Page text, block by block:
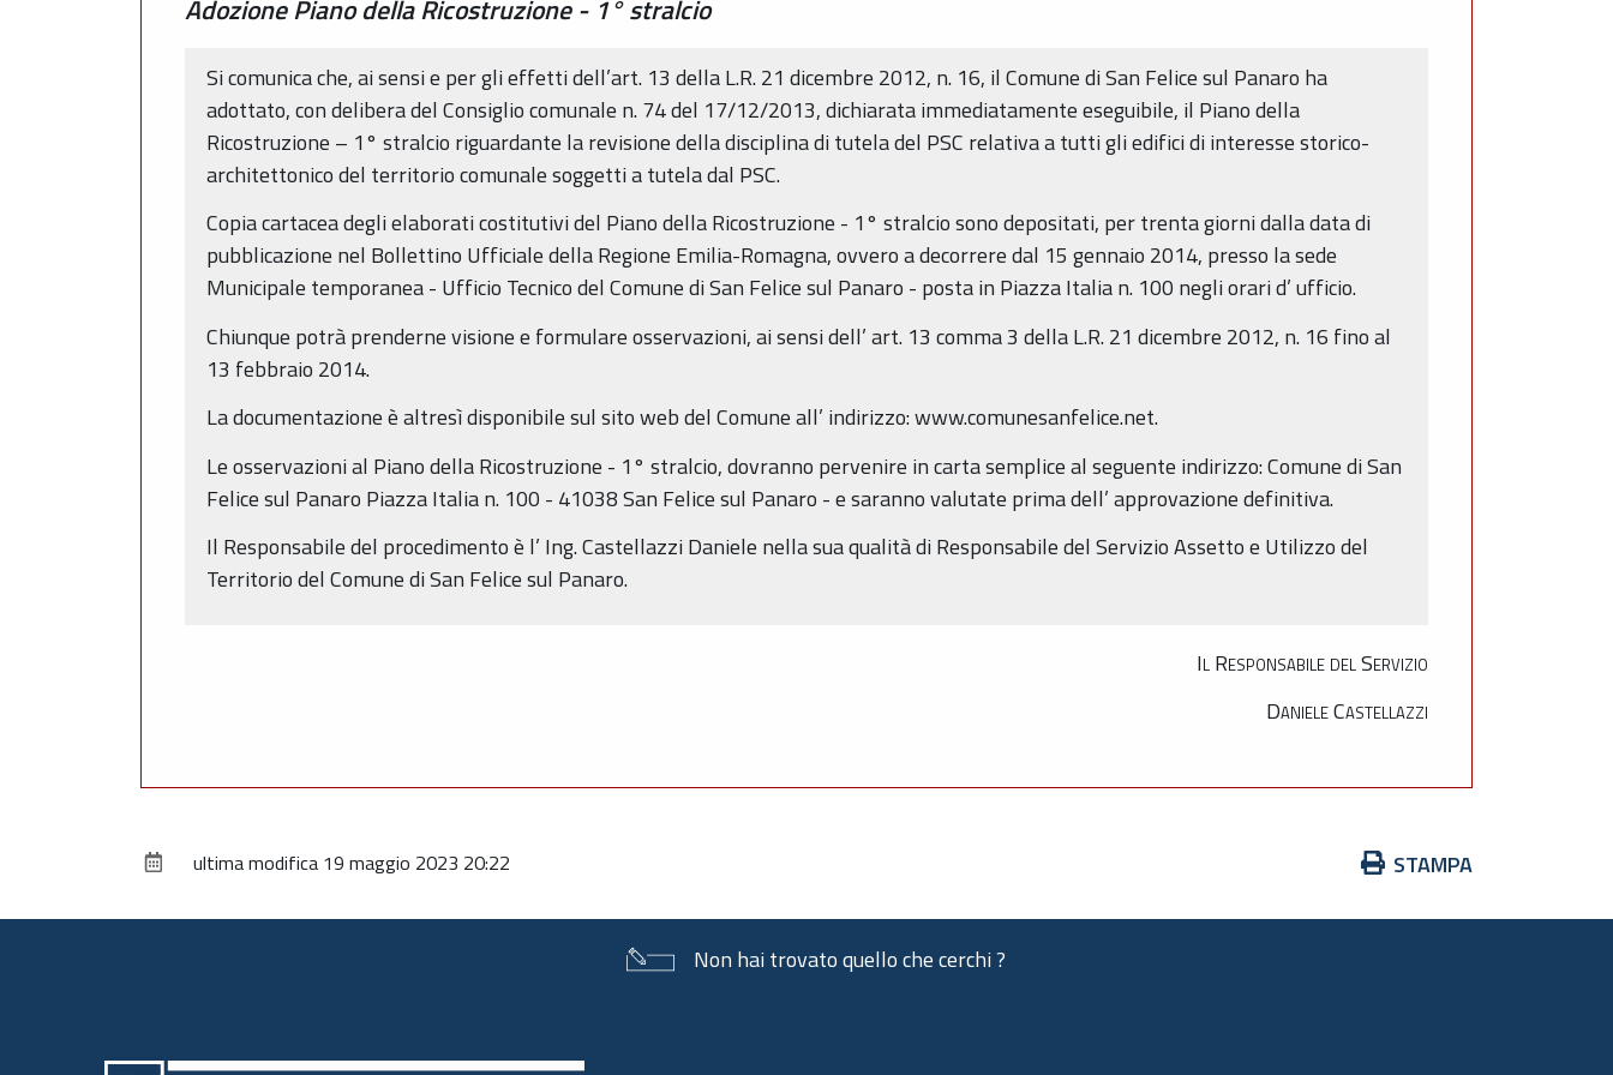
Adozione Piano della Ricostruzione - 1° stralcio
Si comunica che, ai sensi e per gli effetti dell’art. 13 della L.R. 21 dicembre 2012, n. 16, il Comune di San Felice sul Panaro ha
adottato, con delibera del Consiglio comunale n. 74 del 17/12/2013, dichiarata immediatamente eseguibile, il Piano della
Ricostruzione – 1° stralcio riguardante la revisione della disciplina di tutela del PSC relativa a tutti gli edifici di interesse storico-
architettonico del territorio comunale soggetti a tutela dal PSC.
Copia cartacea degli elaborati costitutivi del Piano della Ricostruzione - 1° stralcio sono depositati, per trenta giorni dalla data di
pubblicazione nel Bollettino Ufficiale della Regione Emilia-Romagna, ovvero a decorrere dal 15 gennaio 2014, presso la sede
Municipale temporanea - Ufficio Tecnico del Comune di San Felice sul Panaro - posta in Piazza Italia n. 100 negli orari d’ ufficio.
Chiunque potrà prenderne visione e formulare osservazioni, ai sensi dell’ art. 13 comma 3 della L.R. 21 dicembre 2012, n. 16 fino al
13 febbraio 2014.
La documentazione è altresì disponibile sul sito web del Comune all’ indirizzo: www.comunesanfelice.net.
Le osservazioni al Piano della Ricostruzione - 1° stralcio, dovranno pervenire in carta semplice al seguente indirizzo: Comune di San
Felice sul Panaro Piazza Italia n. 100 - 41038 San Felice sul Panaro - e saranno valutate prima dell’ approvazione definitiva.
Il Responsabile del procedimento è l’ Ing. Castellazzi Daniele nella sua qualità di Responsabile del Servizio Assetto e Utilizzo del
Territorio del Comune di San Felice sul Panaro.
Il Responsabile del Servizio
Daniele Castellazzi
Azioni
documento
STAMPA
ultima modifica 19 maggio 2023 20:22
Non hai trovato quello che cerchi ?